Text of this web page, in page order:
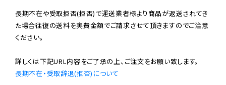
長期不在や受取拒否(拒否)で運送業者様より商品が返送されてき
た場合往復の送料を実費金額でご請求させて頂きますのでご注意
ください。
長期不在・受取辞退(拒否)について